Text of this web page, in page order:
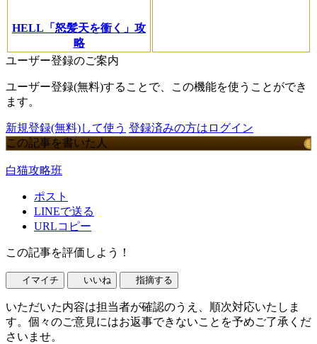
HELL「怒髪天を衝く」攻
略
ユーザー登録のご案内
ユーザー登録(無料)することで、この機能を使うことができ
ます。
新規登録(無料)して使う 登録済みの方はログイン
この記事を書いた人
白猫攻略班
ポスト
LINEで送る
URLコピー
この記事を評価しよう！
イマイチ いいね 指摘する
いただいた内容は担当者が確認のうえ、順次対応いたしま
す。個々のご意見にはお返事できないことを予めご了承くだ
さいませ。